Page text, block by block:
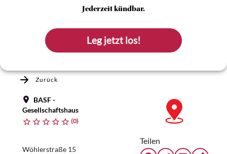
Jederzeit kündbar.
Leg jetzt los!
Zurück
BASF -
Gesellschaftshaus
(0)
Wöhlerstraße 15
Teilen